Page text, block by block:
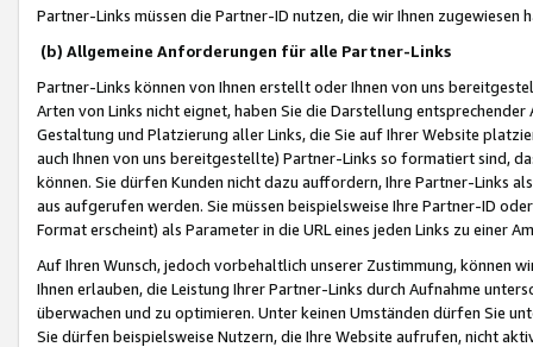
Partner-Links müssen die Partner-ID nutzen, die wir Ihnen zugewiesen
(b) Allgemeine Anforderungen für alle Partner-Links
Partner-Links können von Ihnen erstellt oder Ihnen von uns
Arten von Links nicht eignet, haben Sie die Darstellung
Gestaltung und Platzierung aller Links, die Sie auf Ihrer Website
auch Ihnen von uns bereitgestellte) Partner-Links so formatiert sind,
können. Sie dürfen Kunden nicht dazu auffordern, Ihre Partner-Links
aus aufgerufen werden. Sie müssen beispielsweise Ihre Partner-ID
Format erscheint) als Parameter in die URL eines jeden Links zu einer
Auf Ihren Wunsch, jedoch vorbehaltlich unserer Zustimmung, können
Ihnen erlauben, die Leistung Ihrer Partner-Links durch Aufnahme
überwachen und zu optimieren. Unter keinen Umständen dürfen Sie
Sie dürfen beispielsweise Nutzern, die Ihre Website aufrufen, nicht